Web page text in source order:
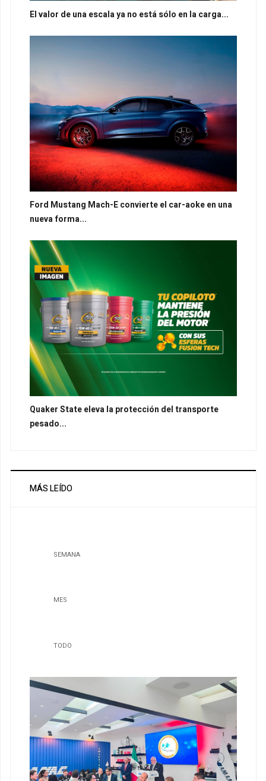
El valor de una escala ya no está sólo en la carga...
Ford Mustang Mach-E convierte el car-aoke en una
nueva forma...
Quaker State eleva la protección del transporte
pesado...
MÁS LEÍDO
SEMANA
MES
TODO